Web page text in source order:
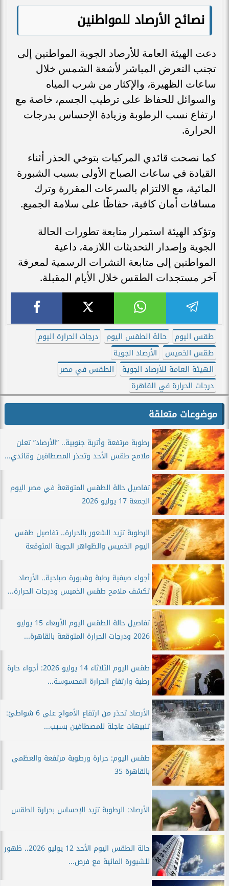
نصائح الأرصاد للمواطنين
دعت الهيئة العامة للأرصاد الجوية المواطنين إلى
تجنب التعرض المباشر لأشعة الشمس خلال
ساعات الظهيرة، والإكثار من شرب المياه
والسوائل للحفاظ على ترطيب الجسم، خاصة مع
ارتفاع نسب الرطوبة وزيادة الإحساس بدرجات
الحرارة.
كما نصحت قائدي المركبات بتوخي الحذر أثناء
القيادة في ساعات الصباح الأولى بسبب الشبورة
المائية، مع الالتزام بالسرعات المقررة وترك
مسافات أمان كافية، حفاظًا على سلامة الجميع.
وتؤكد الهيئة استمرار متابعة تطورات الحالة
الجوية وإصدار التحديثات اللازمة، داعية
المواطنين إلى متابعة النشرات الرسمية لمعرفة
آخر مستجدات الطقس خلال الأيام المقبلة.
طقس اليوم حالة الطقس اليوم
درجات الحرارة اليوم
طقس الخميس
الأرصاد الجوية
الهيئة العامة للأرصاد الجوية
الطقس في مصر
درجات الحرارة في القاهرة
موضوعات متعلقة
رطوبة مرتفعة وأتربة جنوبية.. ”الأرصاد” تعلن
ملامح طقس الأحد وتحذر المصطافين وقائدي...
تفاصيل حالة الطقس المتوقعة في مصر اليوم
الجمعة 17 يوليو 2026
الرطوبة تزيد الشعور بالحرارة.. تفاصيل طقس
اليوم الخميس والظواهر الجوية المتوقعة
أجواء صيفية رطبة وشبورة صباحية.. الأرصاد
تكشف ملامح طقس الخميس ودرجات الحرارة...
تفاصيل حالة الطقس اليوم الأربعاء 15 يوليو
2026 ودرجات الحرارة المتوقعة بالقاهرة...
طقس اليوم الثلاثاء 14 يوليو 2026: أجواء حارة
رطبة وارتفاع الحرارة المحسوسة...
الأرصاد تحذر من ارتفاع الأمواج على 6 شواطئ:
تنبيهات عاجلة للمصطافين بسبب...
طقس اليوم: حرارة ورطوبة مرتفعة والعظمى
بالقاهرة 35
الأرصاد: الرطوبة تزيد الإحساس بحرارة الطقس
حالة الطقس اليوم الأحد 12 يوليو 2026.. ظهور
للشبورة المائية مع فرص...